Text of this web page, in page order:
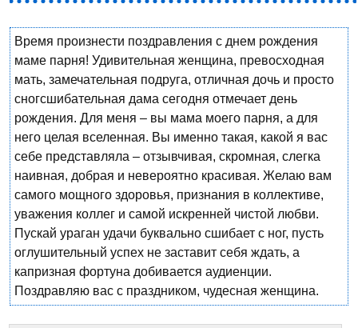
Время произнести поздравления с днем рождения
маме парня! Удивительная женщина, превосходная
мать, замечательная подруга, отличная дочь и просто
сногсшибательная дама сегодня отмечает день
рождения. Для меня – вы мама моего парня, а для
него целая вселенная. Вы именно такая, какой я вас
себе представляла – отзывчивая, скромная, слегка
наивная, добрая и невероятно красивая. Желаю вам
самого мощного здоровья, признания в коллективе,
уважения коллег и самой искренней чистой любви.
Пускай ураган удачи буквально сшибает с ног, пусть
оглушительный успех не заставит себя ждать, а
капризная фортуна добивается аудиенции.
Поздравляю вас с праздником, чудесная женщина.